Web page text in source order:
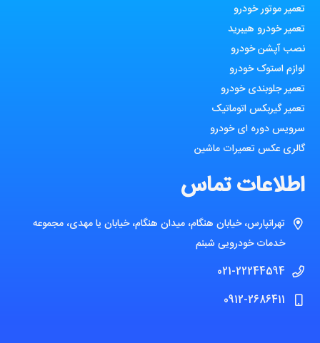
تعمیر موتور خودرو
تعمیر خودرو هیبرید
نصب آپشن خودرو
لوازم استوک خودرو
تعمیر جلوبندی خودرو
تعمیر گیربکس اتوماتیک
سرویس دوره ای خودرو
گالری عکس تعمیرات ماشین
اطلاعات تماس
تهرانپارس، خیابان هنگام، میدان هنگام، خیابان یا مهدی، مجموعه
خدمات خودرویی شبنم
021-22244594
0912-2686411